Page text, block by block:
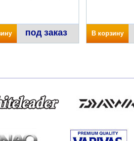
под заказ В корзину